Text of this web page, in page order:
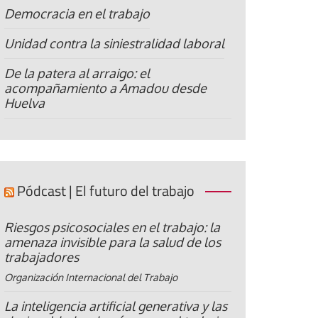
Democracia en el trabajo
Unidad contra la siniestralidad laboral
De la patera al arraigo: el
acompañamiento a Amadou desde
Huelva
Pódcast | El futuro del trabajo
Riesgos psicosociales en el trabajo: la
amenaza invisible para la salud de los
trabajadores
Organización Internacional del Trabajo
La inteligencia artificial generativa y las